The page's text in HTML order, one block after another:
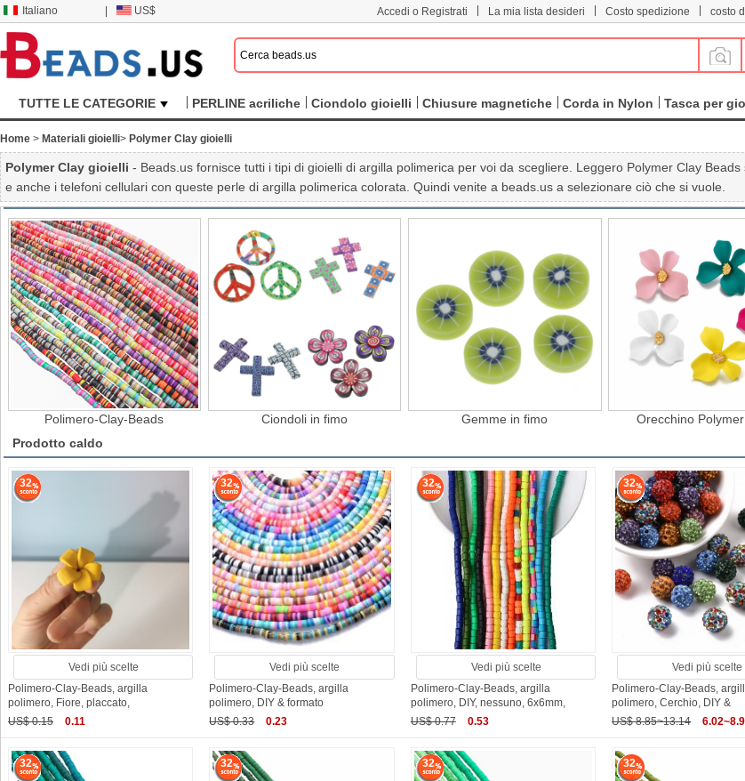
Italiano US$ Accedi o Registrati La mia lista desideri Costo spedizione costo
TUTTE LE CATEGORIE PERLINE acriliche Ciondolo gioielli Chiusure magnetiche Corda in Nylon Tasca per
Home > Materiali gioielli> Polymer Clay gioielli
Polymer Clay gioielli - Beads.us fornisce tutti i tipi di gioielli di argilla polimerica per voi da scegliere. Leggero Polymer Clay
e anche i telefoni cellulari con queste perle di argilla polimerica colorata. Quindi venite a beads.us a selezionare ciò che si vuole.
Polimero-Clay-Beads Ciondoli in fimo Gemme in fimo
Orecchino
Prodotto caldo
32
Vedi più scelte
Polimero-Clay-Beads, argilla
polimero, Fiore, placcato,
US$ 0.15
0.11
32
Vedi più scelte
Polimero-Clay-Beads, argilla
polimero, DIY & formato
US$ 0.33
0.23
32
Vedi più scelte
Polimero-Clay-Beads, argilla
polimero, DIY, nessuno, 6x6mm,
US$ 0.77
0.53
32
Vedi più scelte
Polimero-Clay-Beads,
polimero, Cerchio, DIY &
US$ 8.85~13.14
32 32 32 32